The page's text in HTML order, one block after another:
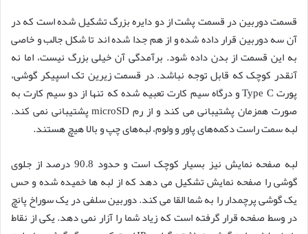
قسمت دوربین در قسمت پشت از دو دایره بزرگ تشکیل شده است که در
آن سه دوربین قرار داده شده و از هم جدا شده اند تا شکل جالب و خاصی
به این قسمت از بدن داده شود. برآمدگی آن خیلی بزرگ نیست، اما نه
آنقدر کوچک که قابل توجه نباشد. در قسمت زیرین تک اسپیکر گوشی،
پورت Type C و درگاه سیم کارت تعبیه شده که تنها از دو سیم کارت به
صورت همزمان پشتیبانی می کند و از رم microSD پشتیبانی نمی کند.
لبه سمت راست دکمه‌های پاور و ولوم، لبه‌های چپ و بالا هیچ هستند.
لبه صفحه نمایش نیز بسیار کوچک است و حدود 90.8 درصد از جلوی
گوشی را صفحه نمایش تشکیل می دهد که از لبه ها خمیده شده و حس
یک گوشی پرچمدار را به شما القا می کند. دوربین سلفی در یک سوراخ پانچ
در وسط صفحه قرار گرفته است که زیاد شما را آزار نمی دهد. یکی از نقاط